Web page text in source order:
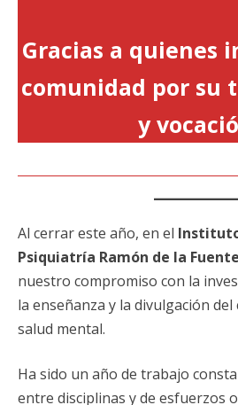
Gracias a quienes
comunidad por su
y
Al cerrar este año, en el
Psiquiatría Ramón de la
nuestro compromiso con la
la enseñanza y la divulgación
salud mental.
Ha sido un año de trabajo
entre disciplinas y de esfuerzos